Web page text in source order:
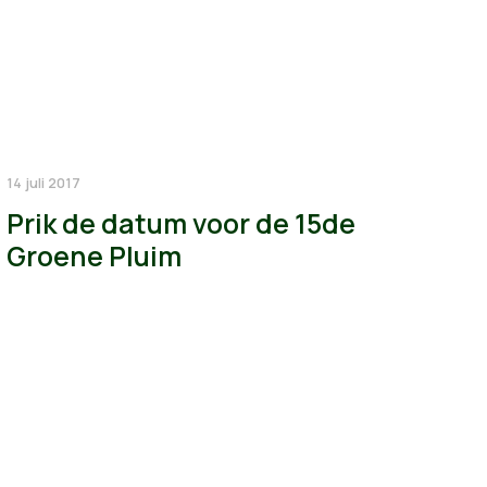
14 juli 2017
Prik de datum voor de 15de
Groene Pluim